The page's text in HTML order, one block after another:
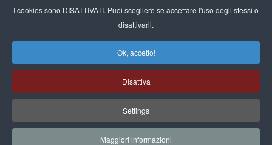
I cookies sono DISATTIVATI. Puoi scegliere se accettare l'uso degli stessi o
disattivarli.
Ok, accetto!
Disattiva
Settings
Maggiori informazioni
L’accordo consente ai venditori su marketplace di eliminare la
lunga attesa per i pagamenti